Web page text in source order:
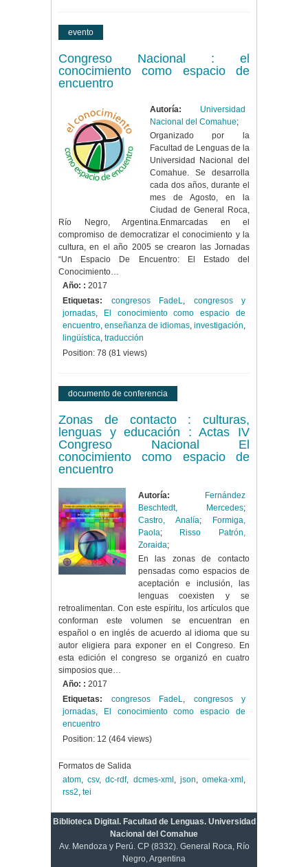
evento
Congreso Nacional : el
conocimiento como espacio de
encuentro
Autoría:
Universidad
Nacional del Comahue;
Organizado por la
Facultad de Lenguas de la
Universidad Nacional del
Comahue. Se desarrolla
cada dos años, durante el
mes de Agosto, en la
Ciudad de General Roca,
Río Negro, Argentina.Enmarcadas en el
compromiso de democratizar el conocimiento y la
cultura, en el año 2005 se crearon las Jornadas
“Un Espacio De Encuentro: El Estado del
Conocimiento…
Año: : 2017
Etiquetas:
congresos FadeL, congresos y
jornadas,
El conocimiento como espacio de
encuentro, enseñanza de idiomas, investigación,
lingüística, traducción
Position: 78 (81 views)
documento de conferencia
Zonas de contacto : culturas,
lenguas y educación : Actas IV
Congreso Nacional El
conocimiento como espacio de
encuentro
Autoría:
Fernández
Beschtedt, Mercedes;
Castro, Analía;
Formiga,
Paola;
Risso Patrón,
Zoraida;
En las zonas de contacto
pensadas como espacios de
aceptación e inclusión, las
lenguas coexisten y se
retroalimentan. Con este espíritu, los artículos que
conforman este volumen se encuentran en
español o en inglés de acuerdo al idioma que su
autor eligiera para exponer en el Congreso. En
esta edición el congreso se organizó en cuatro
simposios que…
Año: : 2017
Etiquetas:
congresos FadeL, congresos y
jornadas,
El conocimiento como espacio de
encuentro
Position: 12 (464 views)
Formatos de Salida
atom,csv,dc-rdf, dcmes-xml , json,omeka-xml ,
rss2, tei
Biblioteca Digital. Facultad de Lenguas. Universidad
Nacional del Comahue
Av. Mendoza y Perú. CP (8332). General Roca, Río
Negro, Argentina